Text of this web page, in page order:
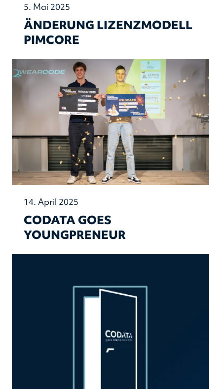
5. Mai 2025
ÄNDERUNG LIZENZMODELL
PIMCORE
14. April 2025
CODATA GOES
YOUNGPRENEUR